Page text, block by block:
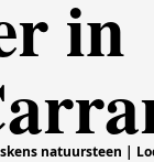
in
natuursteen |